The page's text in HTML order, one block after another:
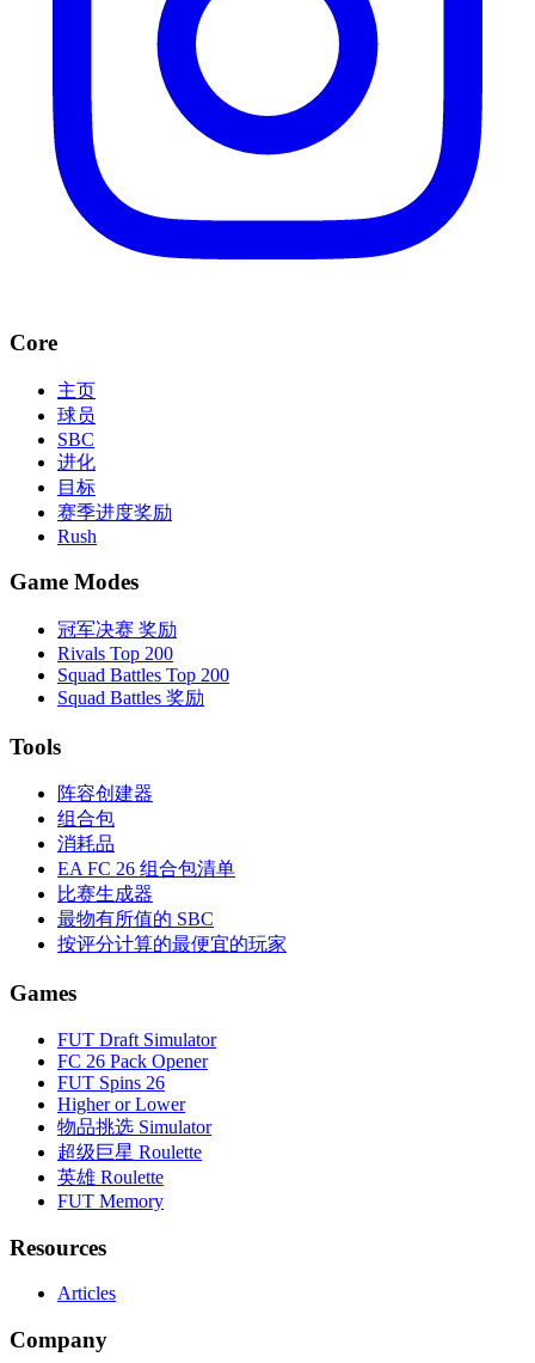
Core
主页
球员
SBC
进化
目标
赛季进度奖励
Rush
Game Modes
冠军决赛 奖励
Rivals Top 200
Squad Battles Top 200
Squad Battles 奖励
Tools
阵容创建器
组合包
消耗品
EA FC 26 组合包清单
比赛生成器
最物有所值的 SBC
按评分计算的最便宜的玩家
Games
FUT Draft Simulator
FC 26 Pack Opener
FUT Spins 26
Higher or Lower
物品挑选 Simulator
超级巨星 Roulette
英雄 Roulette
FUT Memory
Resources
Articles
Company